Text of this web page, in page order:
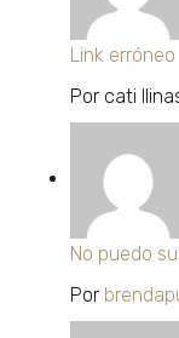
Link erróneo
Por cati
No puedo
Por